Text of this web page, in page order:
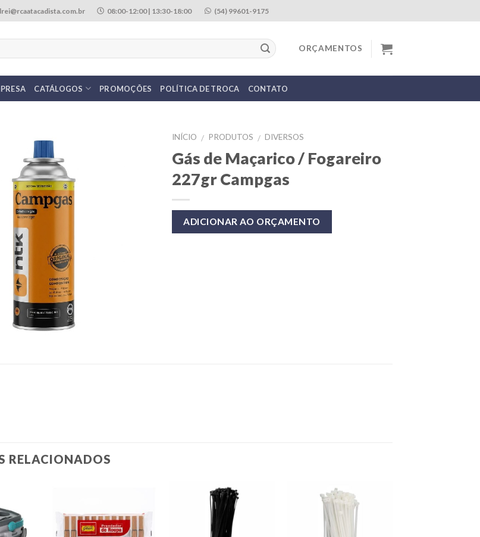
08:00-12:00 | 13:30-18:00 (54) 99601-9175
ORÇAMENTOS
CATÁLOGOS PROMOÇÕES POLÍTICA DE TROCA CONTATO
INÍCIO / PRODUTOS / DIVERSOS
Gás de Maçarico / Fogareiro
227gr Campgas
ADICIONAR AO ORÇAMENTO
RELACIONADOS